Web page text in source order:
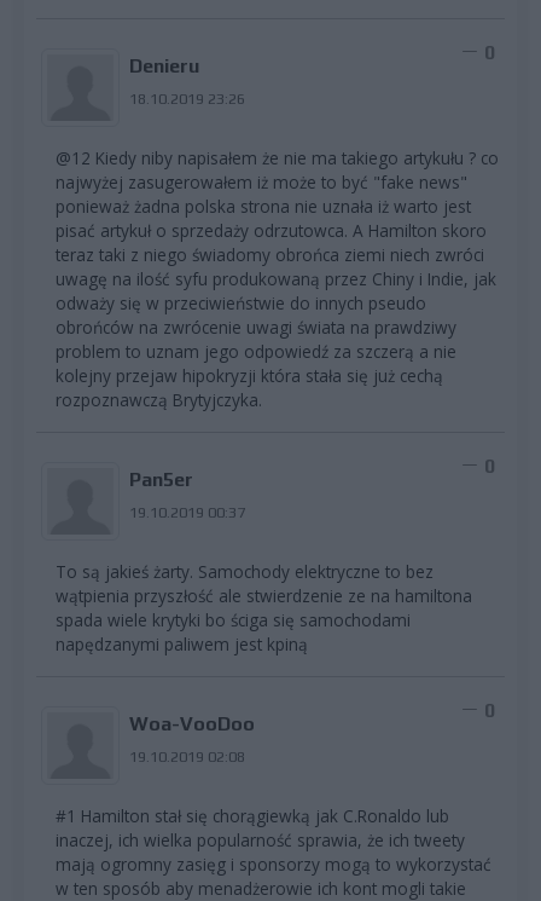
Denieru
18.10.2019 23:26
0
@12 Kiedy niby napisałem że nie ma takiego artykułu ? co
najwyżej zasugerowałem iż może to być "fake news"
ponieważ żadna polska strona nie uznała iż warto jest
pisać artykuł o sprzedaży odrzutowca. A Hamilton skoro
teraz taki z niego świadomy obrońca ziemi niech zwróci
uwagę na ilość syfu produkowaną przez Chiny i Indie, jak
odważy się w przeciwieństwie do innych pseudo
obrońców na zwrócenie uwagi świata na prawdziwy
problem to uznam jego odpowiedź za szczerą a nie
kolejny przejaw hipokryzji która stała się już cechą
rozpoznawczą Brytyjczyka.
Pan5er
19.10.2019 00:37
0
To są jakieś żarty. Samochody elektryczne to bez
wątpienia przyszłość ale stwierdzenie ze na hamiltona
spada wiele krytyki bo ściga się samochodami
napędzanymi paliwem jest kpiną
Woa-VooDoo
19.10.2019 02:08
0
#1 Hamilton stał się chorągiewką jak C.Ronaldo lub
inaczej, ich wielka popularność sprawia, że ich tweety
mają ogromny zasięg i sponsorzy mogą to wykorzystać
w ten sposób aby menadżerowie ich kont mogli takie